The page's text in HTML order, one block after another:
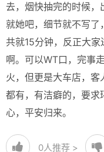
去，烟快抽完的时候，
就她吧，细节就不写了
共就15分钟，反正大
啊。可以WT口，完事
火，但更是大车店，
都有，有洁癖的，要求
心，平安归来。
0人推荐 >